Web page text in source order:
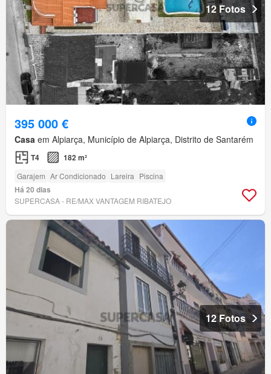
12 Fotos
395 000 €
Casa em Alpiarça, Município de Alpiarça, Distrito de Santarém
T4 182 m²
Garajem Ar Condicionado Lareira Piscina
Há 20 dias
SUPERCASA - RE/MAX VANTAGEM RIBATEJO
12 Fotos